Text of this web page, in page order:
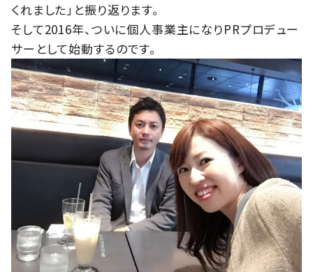
くれました」と振り返ります。
そして2016年、ついに個人事業主になりPRプロデュー
サーとして始動するのです。